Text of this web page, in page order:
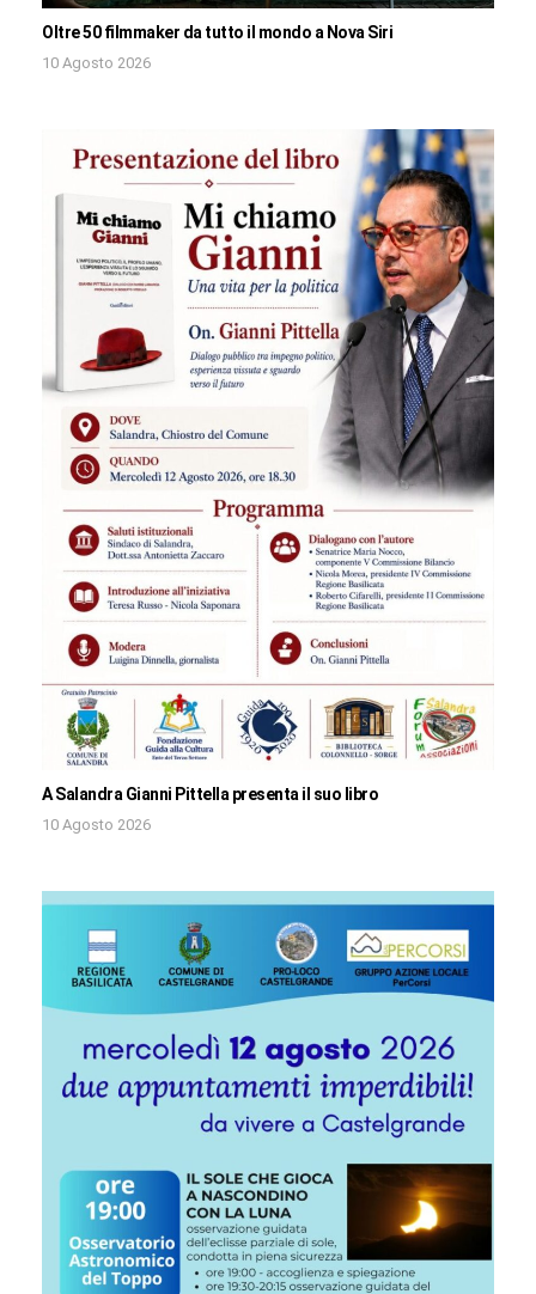
Oltre 50 filmmaker da tutto il mondo a Nova Siri
10 Agosto 2026
A Salandra Gianni Pittella presenta il suo libro
10 Agosto 2026